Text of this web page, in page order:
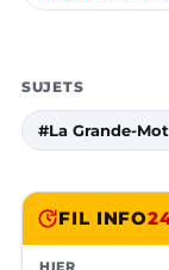
SUJETS
#La Grande-
FIL INFO
HIER